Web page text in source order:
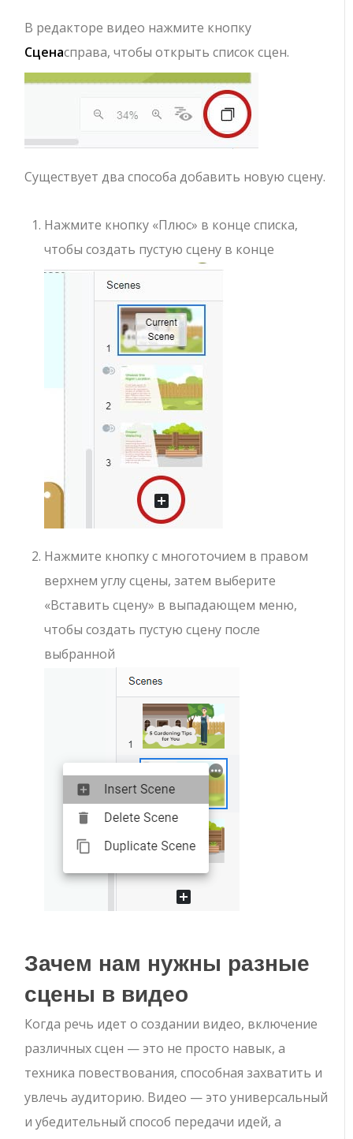
В редакторе видео нажмите кнопку
Сценасправа, чтобы открыть список сцен.
Существует два способа добавить новую сцену.
Нажмите кнопку «Плюс» в конце списка,
чтобы создать пустую сцену в конце
Нажмите кнопку с многоточием в правом
верхнем углу сцены, затем выберите
«Вставить сцену» в выпадающем меню,
чтобы создать пустую сцену после
выбранной
Зачем нам нужны разные
сцены в видео
Когда речь идет о создании видео, включение
различных сцен — это не просто навык, а
техника повествования, способная захватить и
увлечь аудиторию. Видео — это универсальный
и убедительный способ передачи идей, а